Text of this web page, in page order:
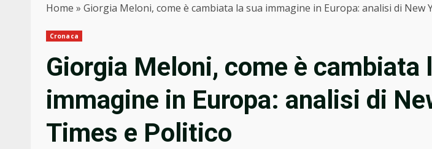
Home » Giorgia Meloni, come è cambiata la sua immagine in Europa: analisi di New
Cronaca
Giorgia Meloni, come è cambiata
immagine in Europa: analisi di
Times e Politico